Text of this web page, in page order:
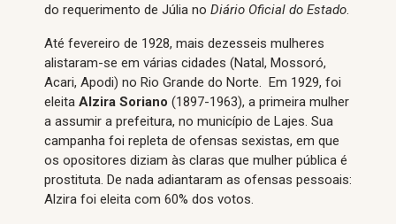
do requerimento de Júlia no Diário Oficial do Estado.
Até fevereiro de 1928, mais dezesseis mulheres
alistaram-se em várias cidades (Natal, Mossoró,
Acari, Apodi) no Rio Grande do Norte. Em 1929, foi
eleita Alzira Soriano (1897-1963), a primeira mulher
a assumir a prefeitura, no município de Lajes. Sua
campanha foi repleta de ofensas sexistas, em que
os opositores diziam às claras que mulher pública é
prostituta. De nada adiantaram as ofensas pessoais:
Alzira foi eleita com 60% dos votos.